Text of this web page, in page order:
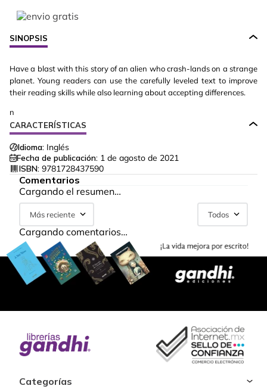
SINOPSIS
Have a blast with this story of an alien who crash-lands on a strange
planet. Young readers can use the carefully leveled text to improve
their reading skills while also learning about accepting differences.
n
CARACTERÍSTICAS
Idioma: Inglés
Fecha de publicación: 1 de agosto de 2021
ISBN: 9781728437590
Comentarios
Cargando el resumen…
Más reciente Todos
Cargando comentarios…
Categorías